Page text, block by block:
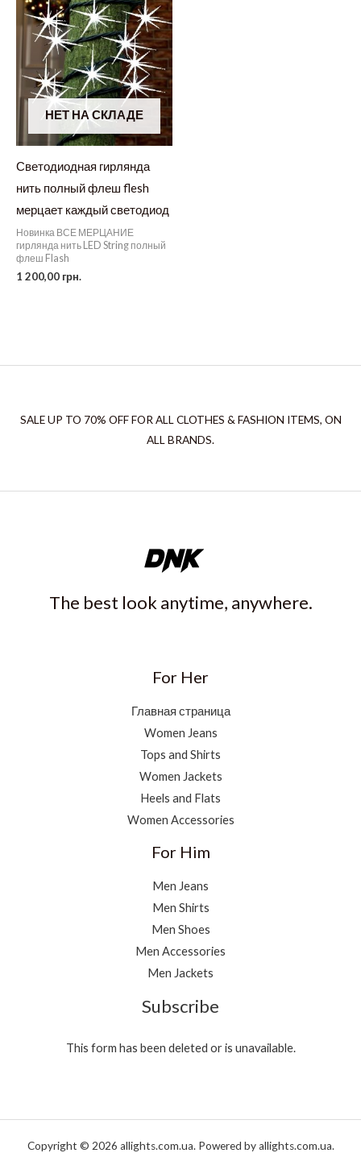
НЕТ НА СКЛАДЕ
Светодиодная гирлянда
нить полный флеш flesh
мерцает каждый светодиод
Новинка ВСЕ МЕРЦАНИЕ
гирлянда нить LED String полный
флеш Flash
1 200,00 грн.
SALE UP TO 70% OFF FOR ALL CLOTHES & FASHION ITEMS, ON
ALL BRANDS.
The best look anytime, anywhere.
For Her
Главная страница
Women Jeans
Tops and Shirts
Women Jackets
Heels and Flats
Women Accessories
For Him
Men Jeans
Men Shirts
Men Shoes
Men Accessories
Men Jackets
Subscribe
This form has been deleted or is unavailable.
Copyright © 2026 allights.com.ua. Powered by allights.com.ua.